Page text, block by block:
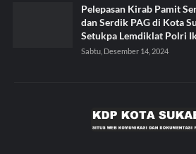
Pelepasan Kirab Pamit
dan Serdik PAG di Kota
Setukpa Lemdiklat Polri
Sabtu, Desember 14, 2024